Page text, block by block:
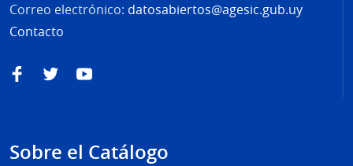
Correo electrónico: datosabiertos@agesic.gub.uy
Contacto
FacebookTwitterYouTube
Sobre el Catálogo